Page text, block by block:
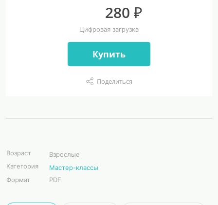
280 ₽
Цифровая загрузка
Купить
Поделиться
Возраст
Взрослые
Категория
Мастер-классы
Формат
PDF